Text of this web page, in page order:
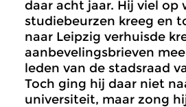
daar acht jaar. Hij viel op
studiebeurzen kreeg en
naar Leipzig verhuisde
aanbevelingsbrieven
leden van de stadsraad
Toch ging hij daar niet
universiteit, maar zong